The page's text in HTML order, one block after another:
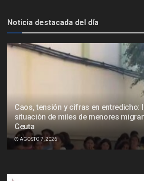
Noticia destacada del día
Caos, tensión y cifras en entredicho:
situación de miles de menores
Ceuta
AGOSTO 7, 2026